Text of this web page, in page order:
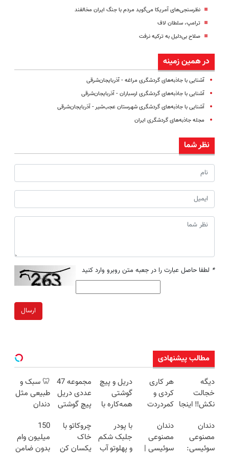
نظرسنجی‌های آمریکا می‌گوید مردم با جنگ ایران مخالفند
ترامپ، سلطان لاف
صلاح بی‌دلیل به ترکیه نرفت
در همین زمینه
آشنایی با جاذبه‌های گردشگری مراغه - آذربایجان‌شرقی
آشنایی با جاذبه‌های گردشگری ارسباران - آذربایجان‌شرقی
آشنایی با جاذبه‌های گردشگری شهرستان عجب‌شیر - آذربایجان‌شرقی
مجله جاذبه‌های گردشگری ایران
نظر شما
* لطفا حاصل عبارت را در جعبه متن روبرو وارد کنید
ارسال
مطالب پیشنهادی
دیگه
خجالت
نکش‼️ اینجا
بکار
(تضمینی)
هر کاری
کردی و
کمردردت
پر کردن
پرسشنامه و
دریافت راه
دریل و پیچ
گوشتی
همه‌کاره با
هوشمند ⚙️
(نصف
قیمت بازار
مجموعه 47
عددی دریل
پیچ گوشتی
(تخفیف به
مدت
محدود)
🦷 سبک و
طبیعی مثل
دندان
نصب آسان
و پرداخت
اقساطی 💳
دندان
مصنوعی
سوئیسی:
دندان
مصنوعی
سوئیسی |
با پودر
جلبک شکم
و پهلوتو آب
چروکاتو با
خاک
یکسان کن
150
میلیون وام
بدون ضامن